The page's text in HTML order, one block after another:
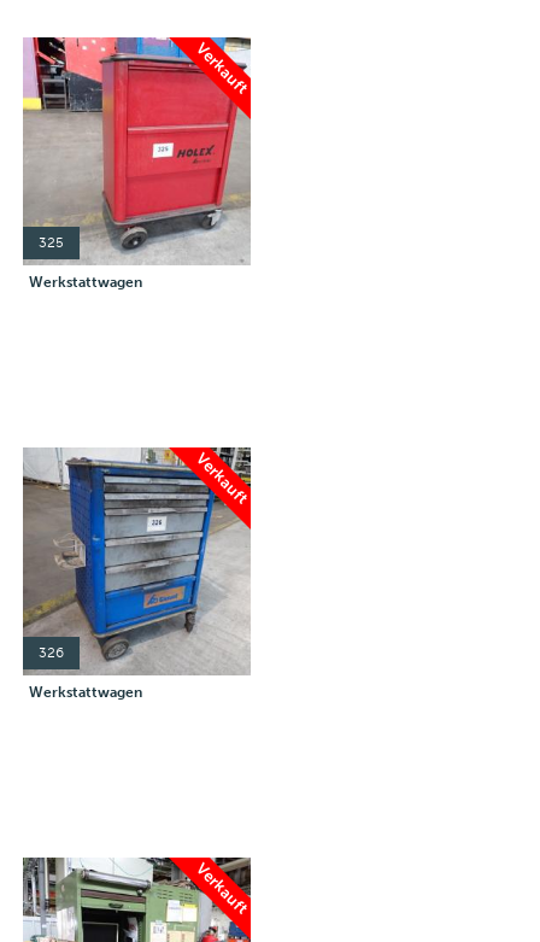
Verkauft
325
Werkstattwagen
Verkauft
326
Werkstattwagen
Verkauft